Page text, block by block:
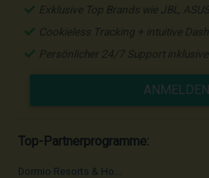
Exklusive Top Brands wie JBL,
Cookieless Tracking + intuitive
Persönlicher 24/7 Support inklusive
ANMELDEN
Top-Partnerprogramme:
Dormio Resorts & Ho...